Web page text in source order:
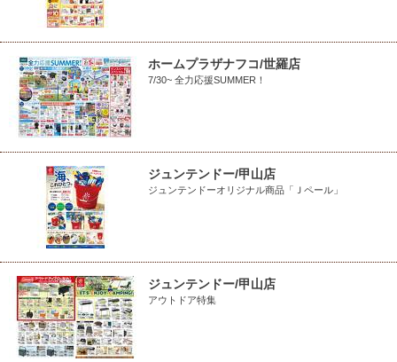
ホームプラザナフコ/世羅店
7/30~ 全力応援SUMMER！
ジュンテンドー/甲山店
ジュンテンドーオリジナル商品「Ｊペール」
ジュンテンドー/甲山店
アウトドア特集